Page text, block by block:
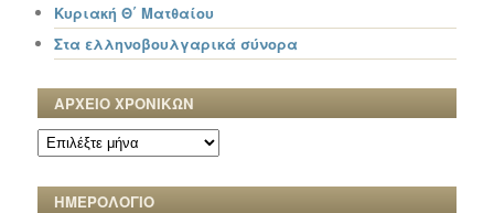
Κυριακή Θ΄ Ματθαίου
Στα ελληνοβουλγαρικά σύνορα
ΑΡΧΕΙΟ ΧΡΟΝΙΚΩΝ
ΑΡΧΕΙΟ
ΧΡΟΝΙΚΩΝ
ΗΜΕΡΟΛΟΓΙΟ